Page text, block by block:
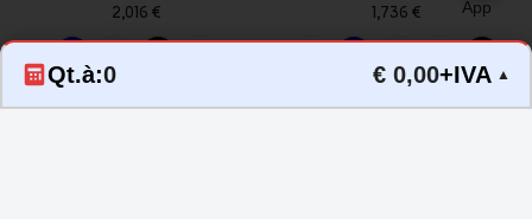
Qt.à:0 € 0,00+IVA ▲
2,016 €
1,736 €